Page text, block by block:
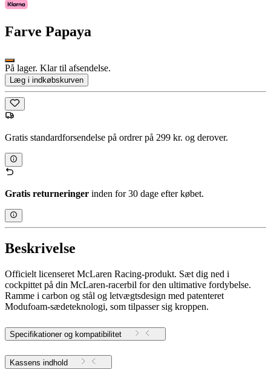
Farve Papaya
På lager. Klar til afsendelse.
Læg i indkøbskurven
Gratis standardforsendelse på ordrer på 299 kr. og derover.
Gratis returneringer inden for 30 dage efter købet.
Beskrivelse
Officielt licenseret McLaren Racing-produkt. Sæt dig ned i
cockpittet på din McLaren-racerbil for den ultimative fordybelse.
Ramme i carbon og stål og letvægtsdesign med patenteret
Modufoam-sædeteknologi, som tilpasser sig kroppen.
Specifikationer og kompatibilitet
Kassens indhold